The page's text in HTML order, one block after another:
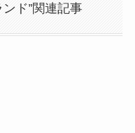
ド”関連記事